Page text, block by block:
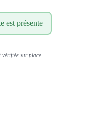
est présente
vérifiée sur place